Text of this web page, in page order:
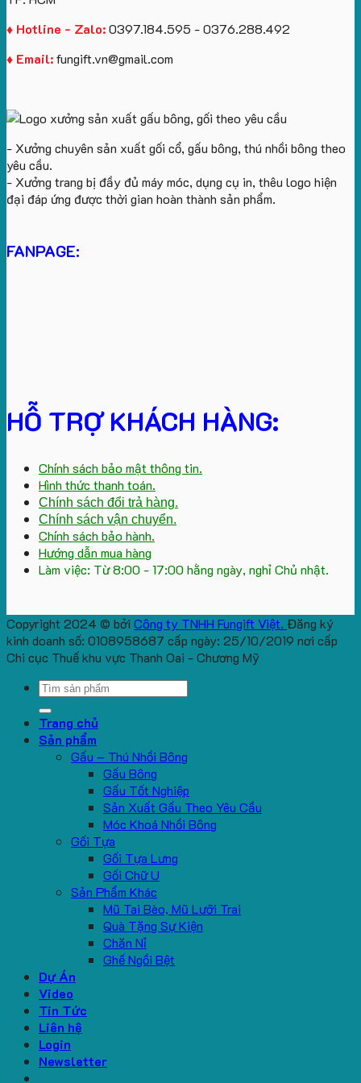
♦ Hotline - Zalo:0397.184.595 - 0376.288.492
♦ Email:fungift.vn@gmail.com
- Xưởng chuyên sản xuất gối cổ, gấu bông, thú nhồi bông theo
yêu cầu.
- Xưởng trang bị đầy đủ máy móc, dụng cụ in, thêu logo hiện
đại đáp ứng được thời gian hoàn thành sản phẩm.
FANPAGE:
HỖ TRỢ KHÁCH HÀNG:
Chính sách bảo mật thông tin.
Hình thức thanh toán.
Chính sách đổi trả hàng.
Chính sách vận chuyển.
Chính sách bảo hành.
Hướng dẫn mua hàng
Làm việc: Từ 8:00 - 17:00 hằng ngày, nghỉ Chủ nhật.
Copyright 2024 © bởi Công ty TNHH Fungift Việt. Đăng ký
kinh doanh số: 0108958687 cấp ngày: 25/10/2019 nơi cấp
Chi cục Thuế khu vực Thanh Oai - Chương Mỹ
Search
Trang chủ
Sản phẩm
Gấu – Thú Nhồi Bông
Gấu Bông
Gấu Tốt Nghiệp
Sản Xuất Gấu Theo Yêu Cầu
Móc Khoá Nhồi Bông
Gối Tựa
Gối Tựa Lưng
Gối Chữ U
Sản Phẩm Khác
Mũ Tai Bèo, Mũ Lưỡi Trai
Quà Tặng Sự Kiện
Chăn Nỉ
Ghế Ngồi Bệt
Dự Án
Video
Tin Tức
Liên hệ
Login
Newsletter